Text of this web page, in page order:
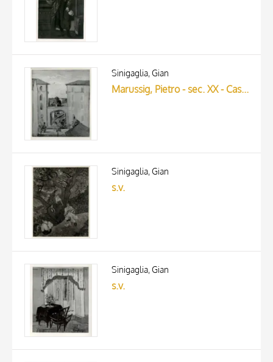
Sinigaglia, Gian
Marussig, Pietro - sec. XX - Case di Milano
Sinigaglia, Gian
s.v.
Sinigaglia, Gian
s.v.